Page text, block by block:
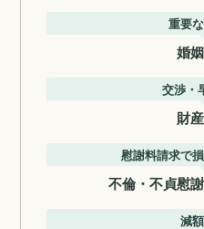
重要
婚
交渉・
財
慰謝料請求で
不倫・不貞慰
減